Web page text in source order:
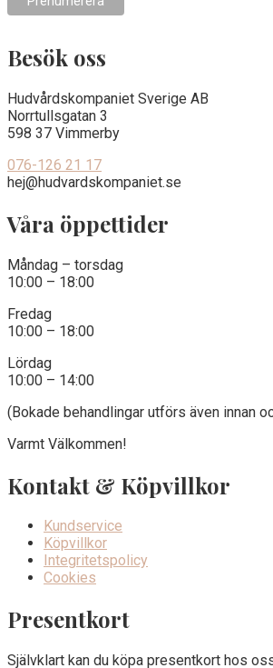
Besök oss
Hudvårdskompaniet Sverige AB
Norrtullsgatan 3
598 37 Vimmerby
076-126 21 17
hej@hudvardskompaniet.se
Våra öppettider
Måndag – torsdag
10:00 – 18:00
Fredag
10:00 – 18:00
Lördag
10:00 – 14:00
(Bokade behandlingar utförs även innan
Varmt Välkommen!
Kontakt & Köpvillkor
Kundservice
Köpvillkor
Integritetspolicy
Cookies
Presentkort
Självklart kan du köpa presentkort hos